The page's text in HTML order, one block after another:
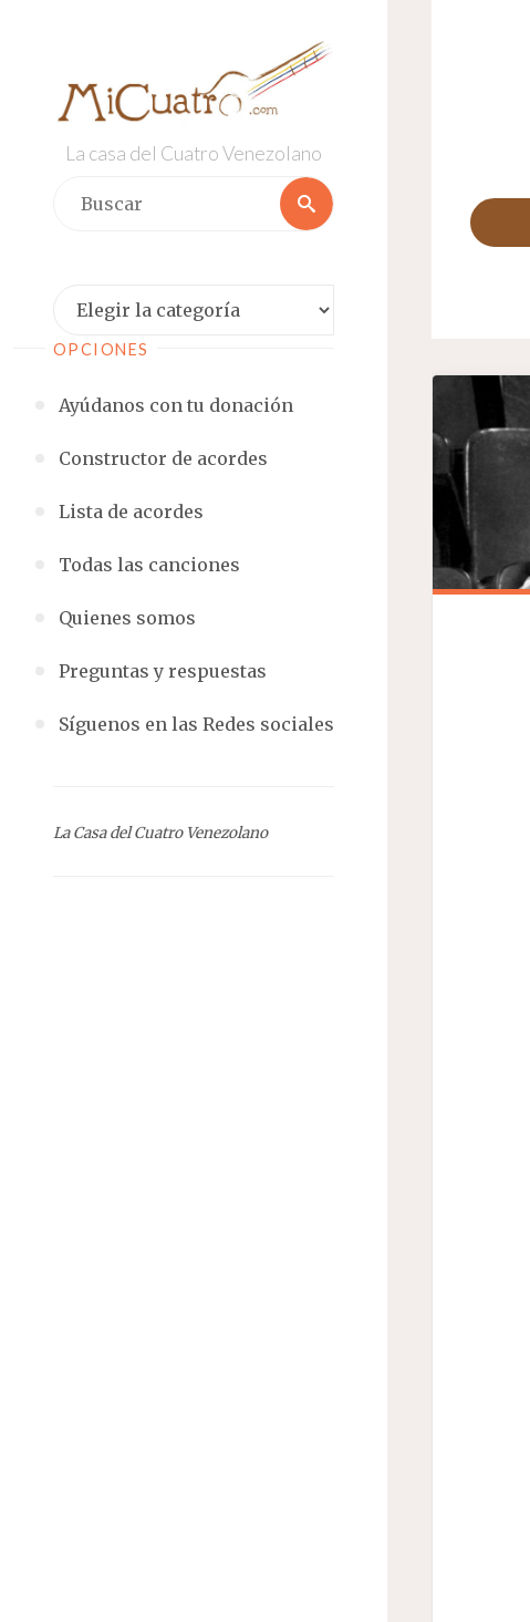
La casa del Cuatro Venezolano
Buscar
Categorías
OPCIONES
Ayúdanos con tu donación
Constructor de acordes
Lista de acordes
Todas las canciones
Quienes somos
Preguntas y respuestas
Síguenos en las Redes sociales
La Casa del Cuatro Venezolano